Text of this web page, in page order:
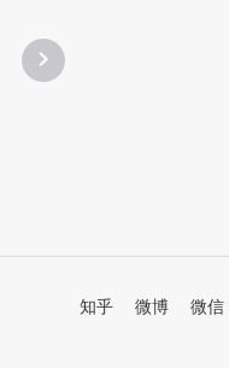
知乎 微博 微信